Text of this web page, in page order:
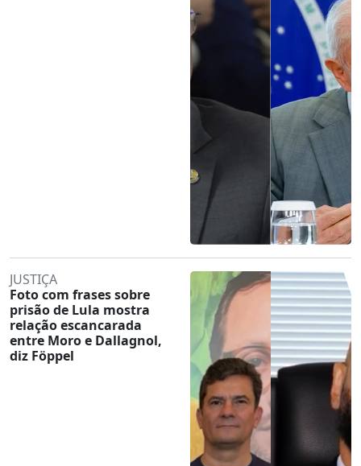
JUSTIÇA
Foto com frases sobre
prisão de Lula mostra
relação escancarada
entre Moro e Dallagnol,
diz Föppel